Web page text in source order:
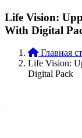
Life Vision:
With Digital
Главная
Life Vision:
Digital Pack